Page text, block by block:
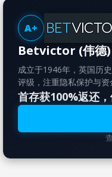
A+
Betvictor (伟德)
成立于1946年，英国历
评级，注重隐私保护与资
首存获100%返还，